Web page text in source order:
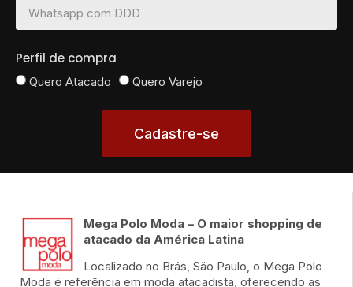
Perfil de compra
Quero Atacado Quero Varejo
Cadastre-se
Mega Polo Moda – O maior shopping de
atacado da América Latina
Localizado no Brás, São Paulo, o Mega Polo
Moda é referência em moda atacadista, oferecendo as